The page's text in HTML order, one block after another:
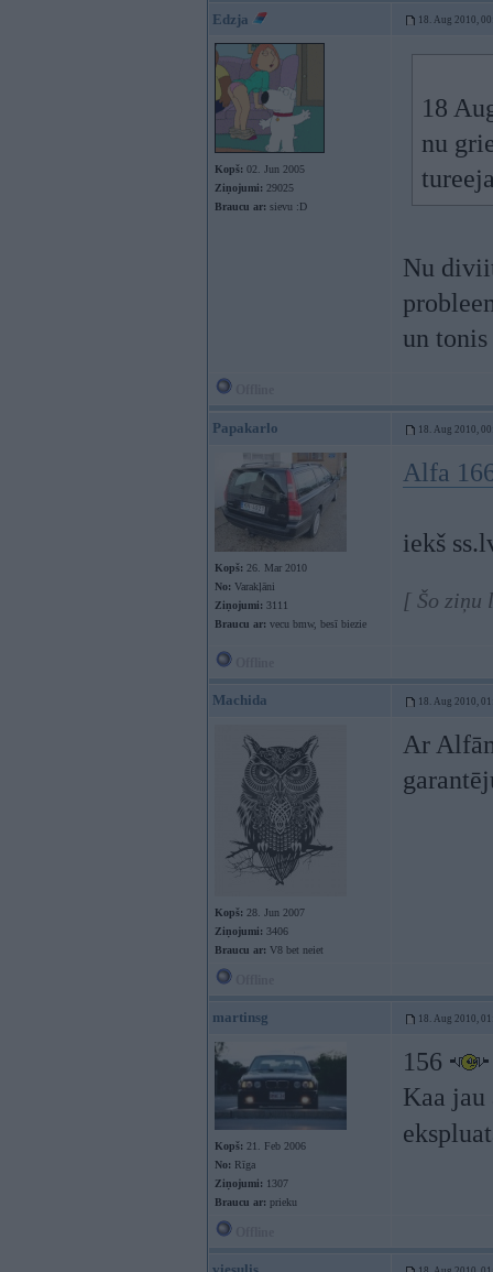
Edzja 18. Aug 2010,
Kopš: 02. Jun 2005
Ziņojumi: 29025
Braucu ar: sievu :D
18
nu
Nu
un
Papakarlo 18. Aug 2010,
Kopš: 26. Mar 2010
No: Varakļāni
Ziņojumi: 3111
Braucu ar: vecu bmw, besī biezie
Alfa
iekš
[ Šo ziņu
Machida 18. Aug 2010,
Kopš: 28. Jun 2007
Ziņojumi: 3406
Braucu ar: V8 bet neiet
Ar
martinsg 18. Aug 2010,
Kopš: 21. Feb 2006
No: Rīga
Ziņojumi: 1307
Braucu ar: prieku
156
Kaa jau